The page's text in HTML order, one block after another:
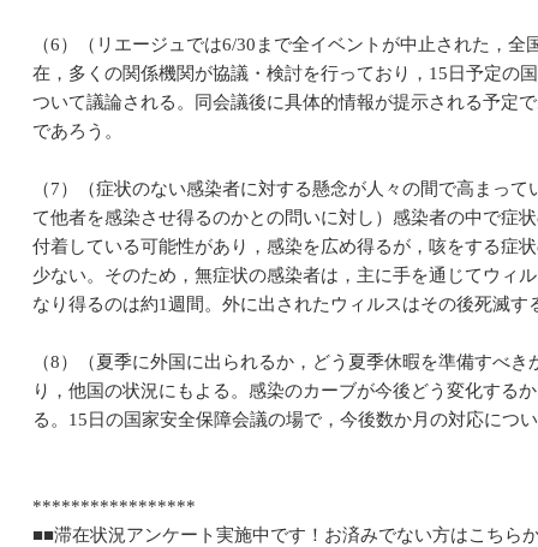
（6）（リエージュでは6/30まで全イベントが中止された，
在，多くの関係機関が協議・検討を行っており，15日予定の
ついて議論される。同会議後に具体的情報が提示される予定
であろう。
（7）（症状のない感染者に対する懸念が人々の間で高まっ
て他者を感染させ得るのかとの問いに対し）感染者の中で症
付着している可能性があり，感染を広め得るが，咳をする症
少ない。そのため，無症状の感染者は，主に手を通じてウィ
なり得るのは約1週間。外に出されたウィルスはその後死滅す
（8）（夏季に外国に出られるか，どう夏季休暇を準備すべ
り，他国の状況にもよる。感染のカーブが今後どう変化する
る。15日の国家安全保障会議の場で，今後数か月の対応につ
*****************
■■滞在状況アンケート実施中です！お済みでない方はこちら